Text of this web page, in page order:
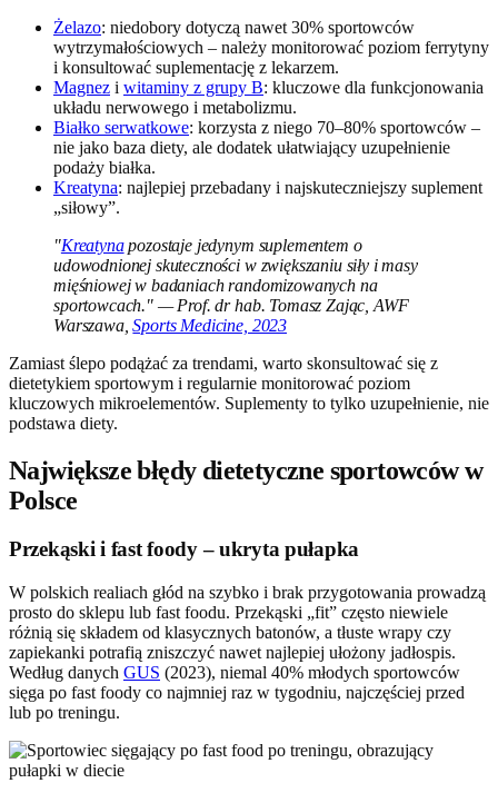
Żelazo: niedobory dotyczą nawet 30% sportowców
wytrzymałościowych – należy monitorować poziom ferrytyny
i konsultować suplementację z lekarzem.
Magnez i witaminy z grupy B: kluczowe dla funkcjonowania
układu nerwowego i metabolizmu.
Białko serwatkowe: korzysta z niego 70–80% sportowców –
nie jako baza diety, ale dodatek ułatwiający uzupełnienie
podaży białka.
Kreatyna: najlepiej przebadany i najskuteczniejszy suplement
„siłowy”.
"Kreatynapozostaje jedynym suplementem o
udowodnionej skuteczności w zwiększaniu siły i masy
mięśniowej w badaniach randomizowanych na
sportowcach." — Prof. dr hab. Tomasz Zając, AWF
Warszawa,Sports Medicine, 2023
Zamiast ślepo podążać za trendami, warto skonsultować się z
dietetykiem sportowym i regularnie monitorować poziom
kluczowych mikroelementów. Suplementy to tylko uzupełnienie, nie
podstawa diety.
Największe błędy dietetyczne sportowców w
Polsce
Przekąski i fast foody – ukryta pułapka
W polskich realiach głód na szybko i brak przygotowania prowadzą
prosto do sklepu lub fast foodu. Przekąski „fit” często niewiele
różnią się składem od klasycznych batonów, a tłuste wrapy czy
zapiekanki potrafią zniszczyć nawet najlepiej ułożony jadłospis.
Według danych GUS (2023), niemal 40% młodych sportowców
sięga po fast foody co najmniej raz w tygodniu, najczęściej przed
lub po treningu.